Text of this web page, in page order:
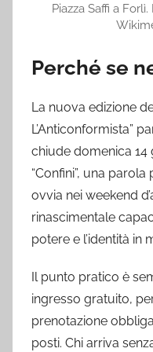
Piazza Saffi a
Perché se
La nuova edizione
L’Anticonformista”
chiude domenica 14
“Confini”, una
ovvia nei weekend
rinascimentale
potere e l’identità in
Il punto pratico è
ingresso gratuito,
prenotazione
posti. Chi arriva